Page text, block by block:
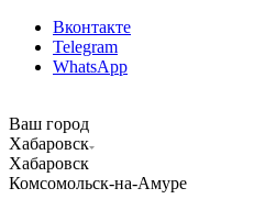
Вконтакте
Telegram
WhatsApp
Ваш город
Хабаровск
Хабаровск
Комсомольск-на-Амуре